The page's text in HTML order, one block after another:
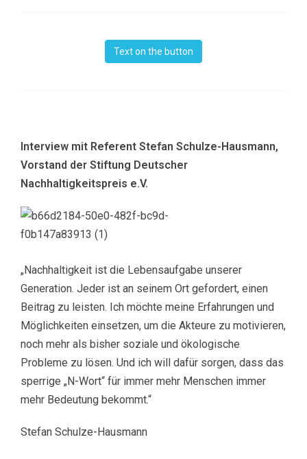
Text on the button
Interview mit Referent Stefan Schulze-Hausmann,
Vorstand der Stiftung Deutscher
Nachhaltigkeitspreis e.V.
„Nachhaltigkeit ist die Lebensaufgabe unserer
Generation. Jeder ist an seinem Ort gefordert, einen
Beitrag zu leisten. Ich möchte meine Erfahrungen und
Möglichkeiten einsetzen, um die Akteure zu motivieren,
noch mehr als bisher soziale und ökologische
Probleme zu lösen. Und ich will dafür sorgen, dass das
sperrige „N-Wort“ für immer mehr Menschen immer
mehr Bedeutung bekommt.“
Stefan Schulze-Hausmann